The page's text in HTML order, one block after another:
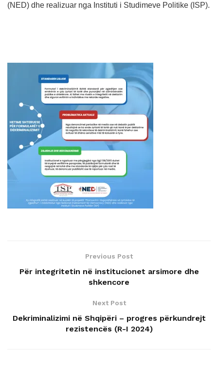
(NED) dhe realizuar nga Instituti i Studimeve Politike (ISP).
Previous Post
Për integritetin në institucionet arsimore dhe
shkencore
Next Post
Dekriminalizimi në Shqipëri – progres përkundrejt
rezistencës (R-I 2024)